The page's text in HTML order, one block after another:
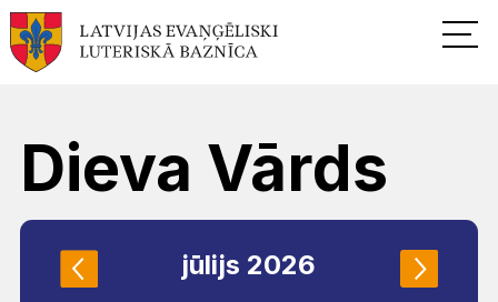
Dieva Vārds
jūlijs 2026